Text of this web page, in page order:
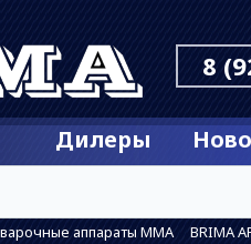
8
Дилеры
аппараты MMA BRIMA